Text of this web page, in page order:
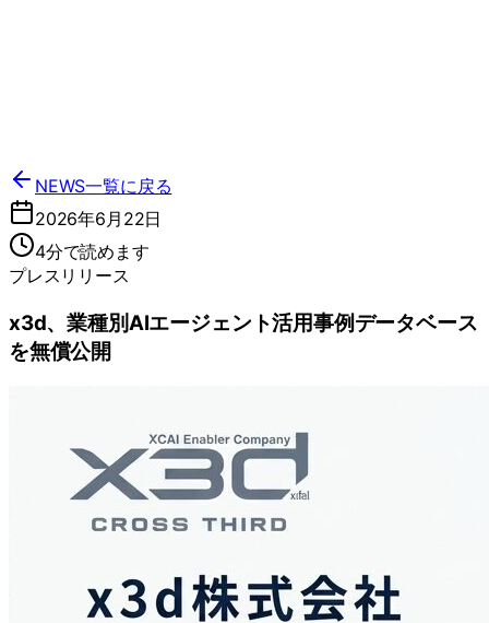
NEWS一覧に戻る
2026年6月22日
4分で読めます
プレスリリース
x3d、業種別AIエージェント活用事例データベース
を無償公開